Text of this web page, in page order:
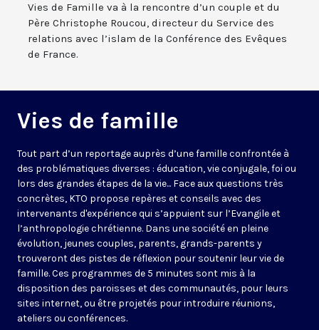
Vies de Famille va à la rencontre d’un couple et du
Père Christophe Roucou, directeur du Service des
relations avec l’islam de la Conférence des Evêques
de France.
Vies de famille
Tout part d’un reportage auprès d’une famille confrontée à
des problématiques diverses : éducation, vie conjugale, foi ou
lors des grandes étapes de la vie... Face aux questions très
concrètes, KTO propose repères et conseils avec des
intervenants d'expérience qui s’appuient sur l’Evangile et
l’anthropologie chrétienne. Dans une société en pleine
évolution, jeunes couples, parents, grands-parents y
trouveront des pistes de réflexion pour soutenir leur vie de
famille. Ces programmes de 5 minutes sont mis à la
disposition des paroisses et des communautés, pour leurs
sites internet, ou être projetés pour introduire réunions,
ateliers ou conférences.